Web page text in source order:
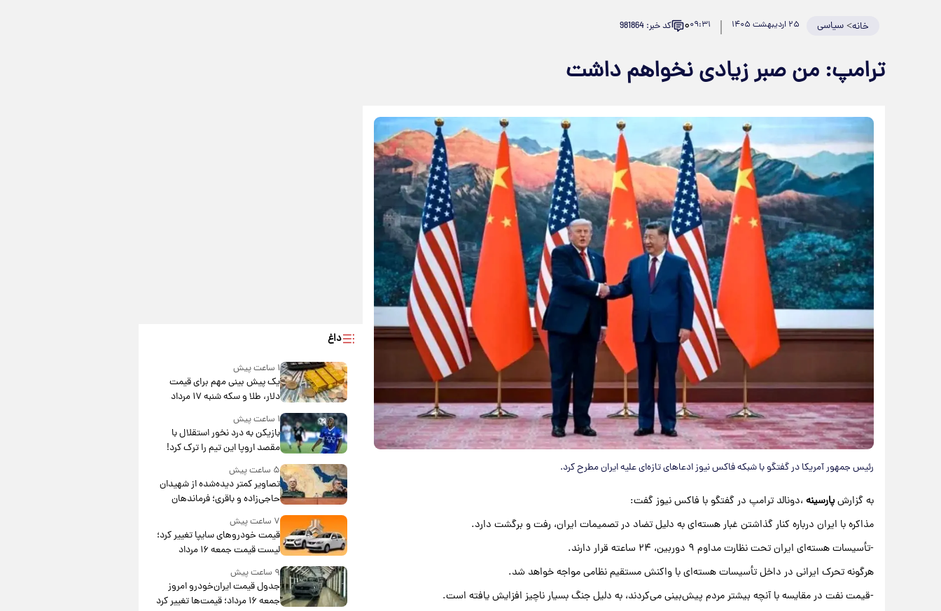
خانه>سیاسی ۲۵ اردیبهشت ۱۴۰۵ ۰۹:۳۱۰ کد خبر: 981864
ترامپ: من صبر زیادی نخواهم داشت
رئیس جمهور آمریکا در گفتگو با شبکه فاکس نیوز ادعاهای تازه‌ای علیه ایران مطرح کرد.
به گزارشپارسینه ،دونالد ترامپ در گفتگو با فاکس نیوز گفت:
مذاکره با ایران درباره کنار گذاشتن غبار هسته‌ای به دلیل تضاد در تصمیمات ایران، رفت و برگشت دارد.
-تأسیسات هسته‌ای ایران تحت نظارت مداوم ۹ دوربین، ۲۴ ساعته قرار دارند.
هرگونه تحرک ایرانی در داخل تأسیسات هسته‌ای با واکنش مستقیم نظامی مواجه خواهد شد.
-قیمت نفت در مقایسه با آنچه بیشتر مردم پیش‌بینی می‌کردند، به دلیل جنگ بسیار ناچیز افزایش یافته است.
داغ
۱ ساعت پیش
یک پیش ‌بینی مهم برای قیمت
دلار، طلا و سکه شنبه ۱۷ مرداد
۱۴۰۵
۱ ساعت پیش
بازیکن به درد نخور استقلال با
مقصد اروپا این تیم را ترک کرد!
۵ ساعت پیش
تصاویر کمتر دیده‌شده از شهیدان
حاجی‌زاده و باقری؛ فرماندهان
شهید هوافضای ایران
۷ ساعت پیش
قیمت خودروهای سایپا تغییر کرد؛
لیست قیمت جمعه ۱۶ مرداد
۹ ساعت پیش
جدول قیمت ایران‌خودرو امروز
جمعه ۱۶ مرداد؛ قیمت‌ها تغییر کرد